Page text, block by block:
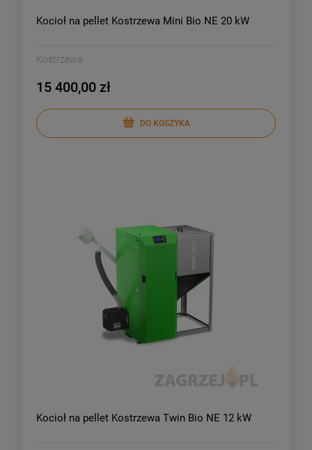
Kocioł na pellet Kostrzewa Mini Bio NE 20 kW
Kostrzewa
15 400,00 zł
DO KOSZYKA
Kocioł na pellet Kostrzewa Twin Bio NE 12 kW